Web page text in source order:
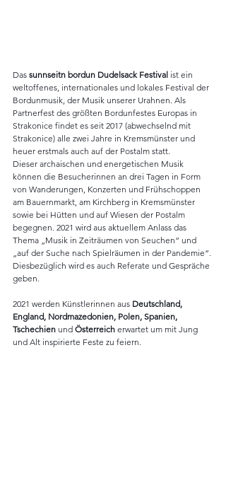
Das sunnseitn bordun Dudelsack Festival ist ein
weltoffenes, internationales und lokales Festival der
Bordunmusik, der Musik unserer Urahnen. Als
Partnerfest des größten Bordunfestes Europas in
Strakonice findet es seit 2017 (abwechselnd mit
Strakonice) alle zwei Jahre in Kremsmünster und
heuer erstmals auch auf der Postalm statt.
Dieser archaischen und energetischen Musik
können die Besucherinnen an drei Tagen in Form
von Wanderungen, Konzerten und Frühschoppen
am Bauernmarkt, am Kirchberg in Kremsmünster
sowie bei Hütten und auf Wiesen der Postalm
begegnen. 2021 wird aus aktuellem Anlass das
Thema „Musik in Zeiträumen von Seuchen“ und
„auf der Suche nach Spielräumen in der Pandemie“.
Diesbezüglich wird es auch Referate und Gespräche
geben.
2021 werden Künstlerinnen aus Deutschland,
England, Nordmazedonien, Polen, Spanien,
Tschechien und Österreich erwartet um mit Jung
und Alt inspirierte Feste zu feiern.